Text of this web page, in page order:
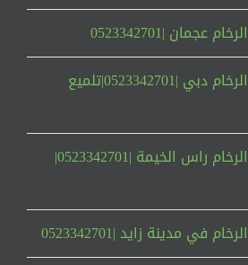
|0523342701
شركة جلى وتلميع الرخام دبي |0523342701|تلميع
شركة جلي وتلميع الرخام راس الخيمة |0523342701|
مدينة زايد |0523342701